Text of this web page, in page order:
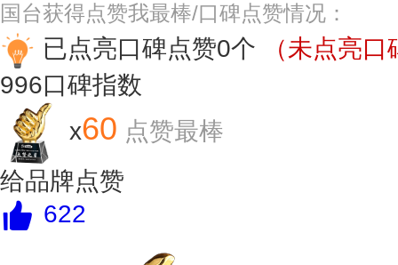
国台获得点赞我最棒/口碑点赞情况：
已点亮口碑点赞0个
（未点亮
996口碑指数
x60 点赞最棒
给品牌点赞
622